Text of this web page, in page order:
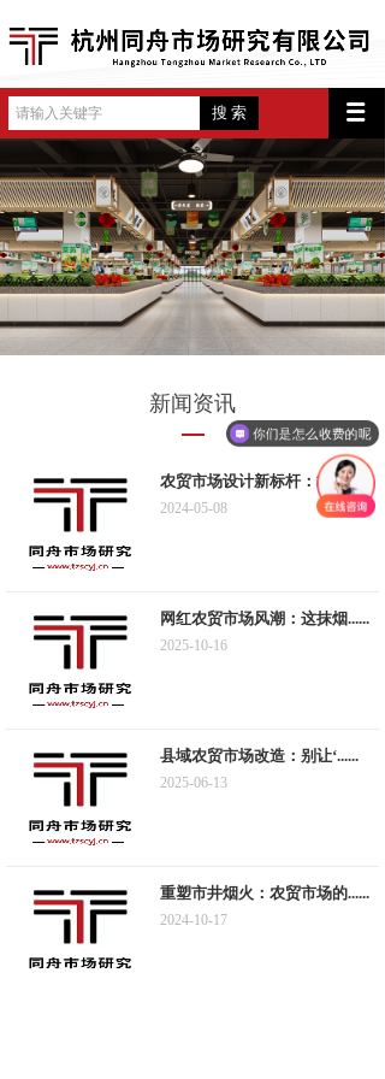
搜 索
新闻资讯
农贸市场设计新标杆：杭州......
2024-05-08
网红农贸市场风潮：这抹烟......
2025-10-16
县域农贸市场改造：别让‘......
2025-06-13
重塑市井烟火：农贸市场的......
2024-10-17
你们是怎么收费的呢